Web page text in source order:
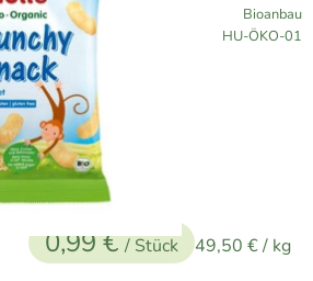
0,99 €/ Stück 49,50 €/ kg
Bioanbau
,HU-ÖKO-01